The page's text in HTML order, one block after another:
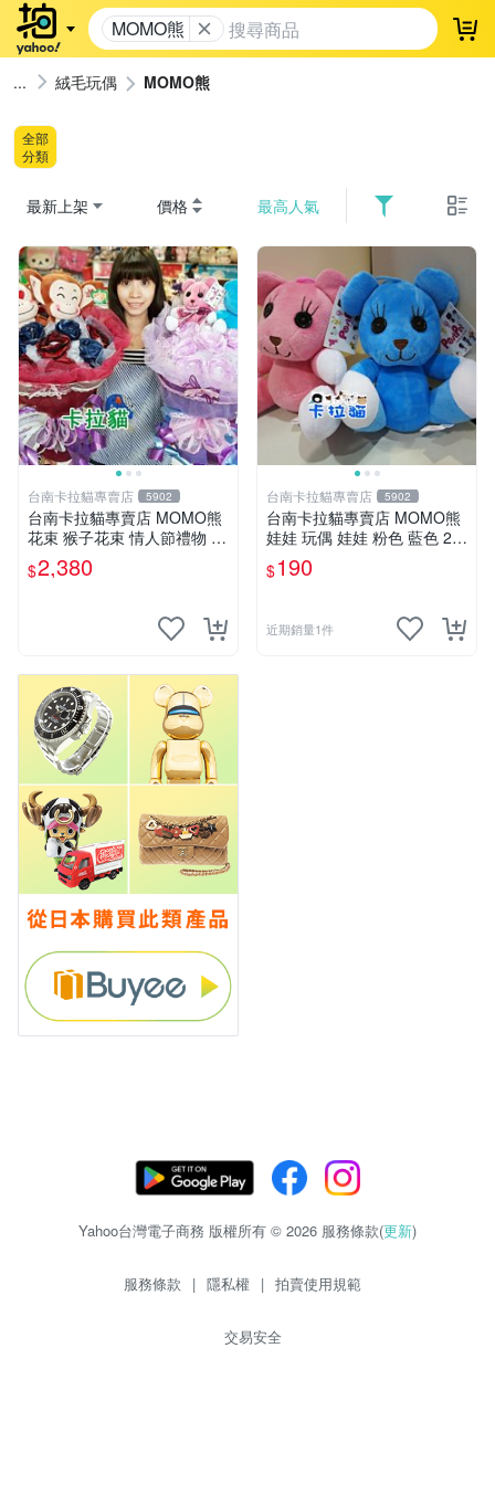
MOMO熊 登
絨毛玩偶 MOMO熊
全部
分類
最新上架 價格 最高人氣
台南卡拉貓專賣店 5902
台南卡拉貓專賣店 MOMO熊
花束 猴子花束 情人節禮物 二
選一 可繡字 可今天寄明天到
$2,380
台南卡拉貓專賣店 5902
台南卡拉貓專賣店 MOMO熊
娃娃 玩偶 娃娃 粉色 藍色 2色
分售
$190
近期銷量1件
Yahoo台灣電子商務 版權所有 © 2026 服務條款(更新)
服務條款 | 隱私權 | 拍賣使用規範
交易安全